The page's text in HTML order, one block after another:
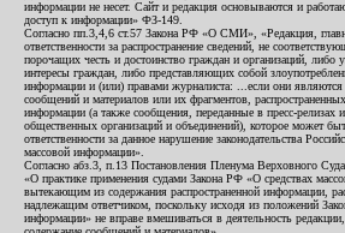
информации не несет. Сайт и редакция основываются и
доступ к информации» ФЗ-149.
Согласно пп.3,4,6 ст.57 Закона РФ «О СМИ», «Редакция,
ответственности за распространение сведений, не
порочащих честь и достоинство граждан и организаций,
интересы граждан, либо представляющих собой
информации и (или) правами журналиста: ...если они
сообщений и материалов или их фрагментов,
информации (а также сообщения, переданные в пресс-релизах
общественных организаций и объединений), которое может
ответственности за данное нарушение законодательства
массовой информации».
Согласно абз.3, п.13 Постановления Пленума Верховного
«О практике применения судами Закона РФ «О средствах
вытекающим из содержания распространенной информации,
надлежащим ответчиком, поскольку исходя из положений
информации» не вправе вмешиваться в деятельность